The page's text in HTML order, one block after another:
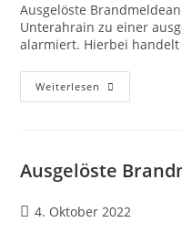
Ausgelöste
Unterahrain zu einer
alarmiert. Hierbei
Weiterlesen
Ausgelöste
4. Oktober 2022